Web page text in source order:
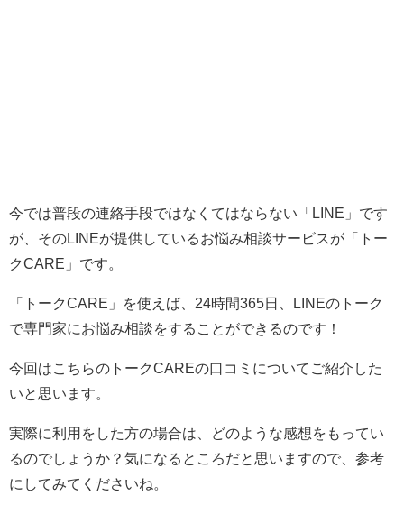
今では普段の連絡手段ではなくてはならない「LINE」です
が、そのLINEが提供しているお悩み相談サービスが「トー
クCARE 」です。
「トークCARE」を使えば、24時間365日、LINEのトーク
で専門家にお悩み相談をすることができるのです！
今回はこちらのトークCAREの口コミについてご紹介した
いと思います。
実際に利用をした方の場合は、どのような感想をもってい
るのでしょうか？気になるところだと思いますので、参考
にしてみてくださいね。